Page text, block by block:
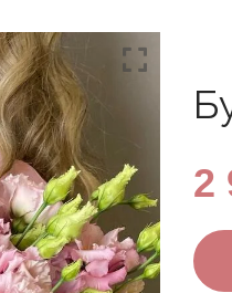
2
запит успішно
часом